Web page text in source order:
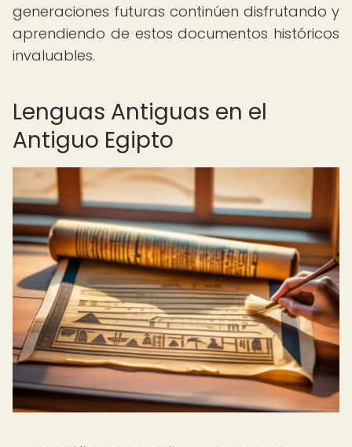
generaciones futuras continúen disfrutando y
aprendiendo de estos documentos históricos
invaluables.
Lenguas Antiguas en el
Antiguo Egipto